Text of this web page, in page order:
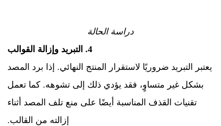
دراسة الحالة
4. التبريد وإزالة القوالب
يعتبر التبريد ضروريًا لاستقرار المنتج النهائي. إذا برد المصد
بشكل غير متساوٍ، فقد يؤدي ذلك إلى تشوهه. كما تعمل
تقنيات القذف المناسبة أيضًا على منع تلف المصد أثناء
إزالته من القالب.